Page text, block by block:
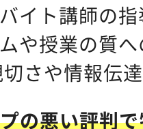
イト講師の
や授業の質
さや情報伝
の悪い評判